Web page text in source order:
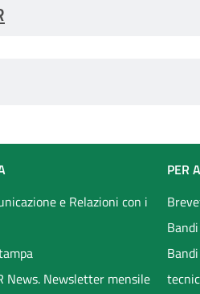
e Relazioni con i
News. Newsletter mensile
PER